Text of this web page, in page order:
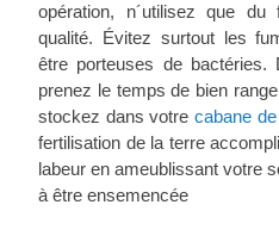
opération, n´utilisez que
qualité. Évitez surtout les
être porteuses de bactéries.
prenez le temps de bien
stockez dans votrecabane
fertilisation de la terre
labeur en ameublissant votre
à être ensemencée